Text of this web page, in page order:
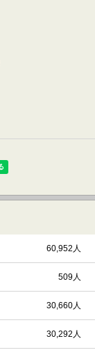
60,952人
509人
30,660人
30,292人